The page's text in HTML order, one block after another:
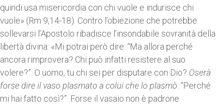
quindi usa misericordia con chi vuole e indurisce chi
vuole» (Rm 9,14-18). Contro l’obiezione che potrebbe
sollevarsi l’Apostolo ribadisce l’insondabile sovranità della
libertà divina: «Mi potrai però dire: “Ma allora perché
ancora rimprovera? Chi può infatti resistere al suo
volere?”. O uomo, tu chi sei per disputare con Dio? Oserà
forse dire il vaso plasmato a colui che lo plasmò: “Perché
mi hai fatto così?”. Forse il vasaio non è padrone